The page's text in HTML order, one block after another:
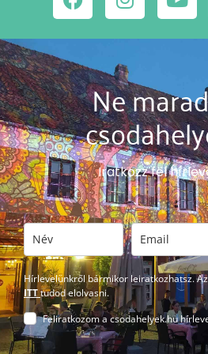
Ne
Iratkozz fel
Hírlevelünkről bármikor leiratkozhatsz.
ITTtudod elolvasni.
Feliratkozom a csodahelyek.hu